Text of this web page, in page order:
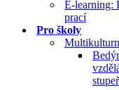
E-learning:
prací
Pro školy